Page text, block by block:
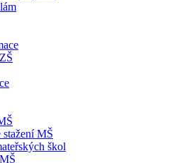
MŠ
škol